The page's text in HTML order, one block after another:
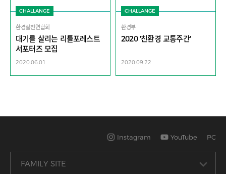
CHALLANGE
환경실천연합회
대기를 살리는 리틀포레스트
서포터즈 모집
2020.06.01
CHALLANGE
환경부
2020 '친환경 교통주간'
2020.09.22
Instagram YouTube PC